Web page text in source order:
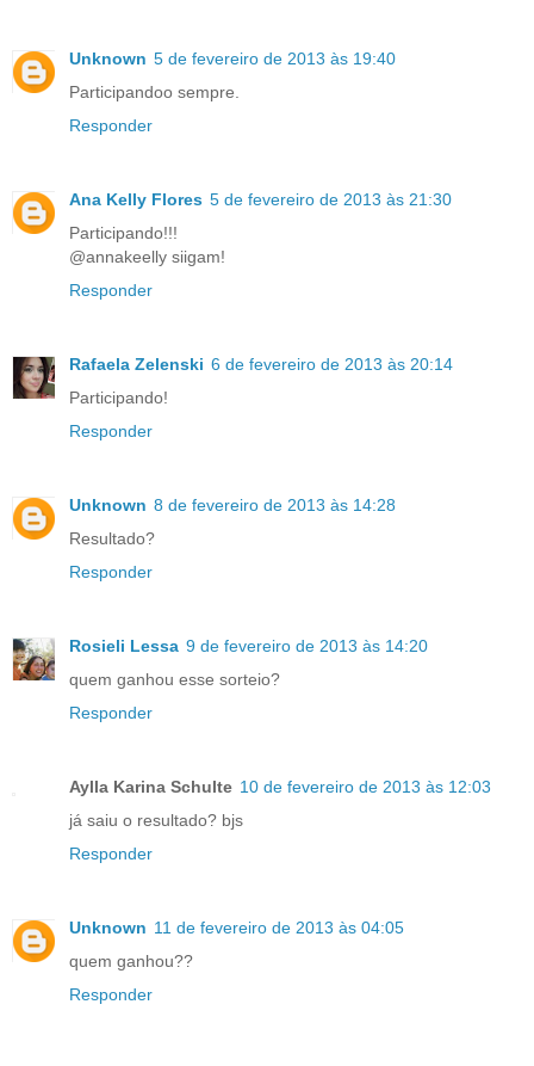
Unknown 5 de fevereiro de 2013 às 19:40
Participandoo sempre.
Responder
Ana Kelly Flores 5 de fevereiro de 2013 às 21:30
Participando!!!
@annakeelly siigam!
Responder
Rafaela Zelenski 6 de fevereiro de 2013 às 20:14
Participando!
Responder
Unknown 8 de fevereiro de 2013 às 14:28
Resultado?
Responder
Rosieli Lessa 9 de fevereiro de 2013 às 14:20
quem ganhou esse sorteio?
Responder
Aylla Karina Schulte 10 de fevereiro de 2013 às 12:03
já saiu o resultado? bjs
Responder
Unknown 11 de fevereiro de 2013 às 04:05
quem ganhou??
Responder